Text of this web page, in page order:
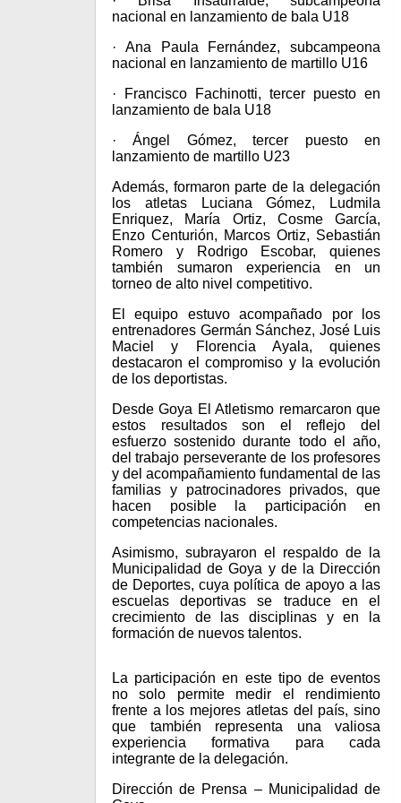
nacional en lanzamiento de bala U18
· Ana Paula Fernández, subcampeona
nacional en lanzamiento de martillo U16
· Francisco Fachinotti, tercer puesto en
lanzamiento de bala U18
· Ángel Gómez, tercer puesto en
lanzamiento de martillo U23
Además, formaron parte de la delegación
los atletas Luciana Gómez, Ludmila
Enriquez, María Ortiz, Cosme García,
Enzo Centurión, Marcos Ortiz, Sebastián
Romero y Rodrigo Escobar, quienes
también sumaron experiencia en un
torneo de alto nivel competitivo.
El equipo estuvo acompañado por los
entrenadores Germán Sánchez, José Luis
Maciel y Florencia Ayala, quienes
destacaron el compromiso y la evolución
de los deportistas.
Desde Goya El Atletismo remarcaron que
estos resultados son el reflejo del
esfuerzo sostenido durante todo el año,
del trabajo perseverante de los profesores
y del acompañamiento fundamental de las
familias y patrocinadores privados, que
hacen posible la participación en
competencias nacionales.
Asimismo, subrayaron el respaldo de la
Municipalidad de Goya y de la Dirección
de Deportes, cuya política de apoyo a las
escuelas deportivas se traduce en el
crecimiento de las disciplinas y en la
formación de nuevos talentos.
La participación en este tipo de eventos
no solo permite medir el rendimiento
frente a los mejores atletas del país, sino
que también representa una valiosa
experiencia formativa para cada
integrante de la delegación.
Dirección de Prensa – Municipalidad de